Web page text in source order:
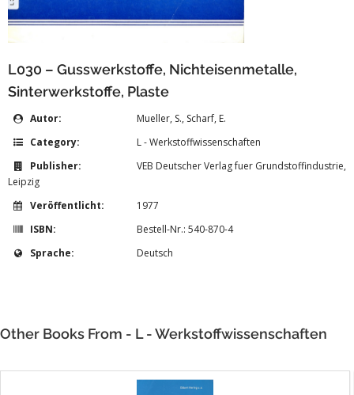
L030 – Gusswerkstoffe, Nichteisenmetalle,
Sinterwerkstoffe, Plaste
Autor:
Mueller, S., Scharf, E.
Category:
L - Werkstoffwissenschaften
Publisher:
VEB Deutscher Verlag fuer Grundstoffindustrie,
Leipzig
Veröffentlicht:
1977
ISBN:
Bestell-Nr.: 540-870-4
Sprache:
Deutsch
Other Books From - L - Werkstoffwissenschaften